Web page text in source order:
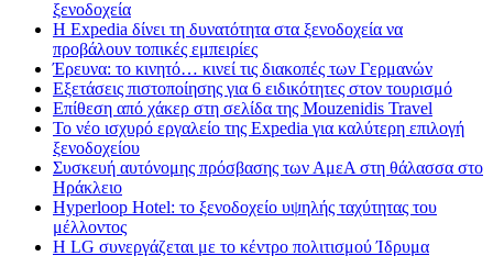
ξενοδοχεία
Η Expedia δίνει τη δυνατότητα στα ξενοδοχεία να
προβάλουν τοπικές εμπειρίες
Έρευνα: το κινητό… κινεί τις διακοπές των Γερμανών
Εξετάσεις πιστοποίησης για 6 ειδικότητες στον τουρισμό
Επίθεση από χάκερ στη σελίδα της Mouzenidis Travel
Το νέο ισχυρό εργαλείο της Expedia για καλύτερη επιλογή
ξενοδοχείου
Συσκευή αυτόνομης πρόσβασης των ΑμεΑ στη θάλασσα στο
Ηράκλειο
Hyperloop Hotel: το ξενοδοχείο υψηλής ταχύτητας του
μέλλοντος
Η LG συνεργάζεται με το κέντρο πολιτισμού Ίδρυμα